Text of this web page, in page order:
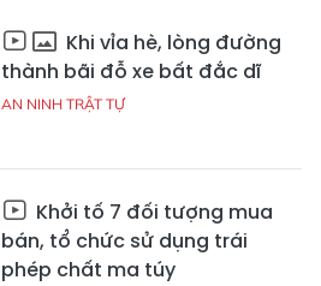
Khi vỉa hè, lòng đường
thành bãi đỗ xe bất đắc dĩ
AN NINH TRẬT TỰ
Khởi tố 7 đối tượng mua
bán, tổ chức sử dụng trái
phép chất ma túy